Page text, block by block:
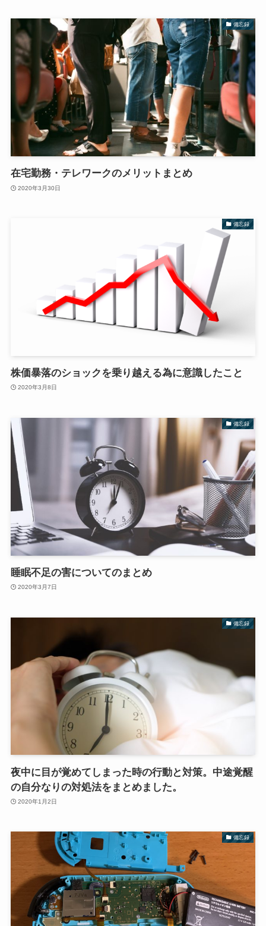
備忘録
在宅勤務・テレワークのメリットまとめ
2020年3月30日
備忘録
株価暴落のショックを乗り越える為に意識したこと
2020年3月8日
備忘録
睡眠不足の害についてのまとめ
2020年3月7日
備忘録
夜中に目が覚めてしまった時の行動と対策。中途覚醒
の自分なりの対処法をまとめました。
2020年1月2日
備忘録